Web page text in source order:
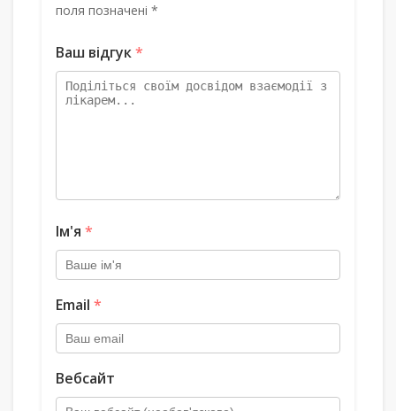
поля позначені *
Ваш відгук*
Ім'я *
Email *
Вебсайт